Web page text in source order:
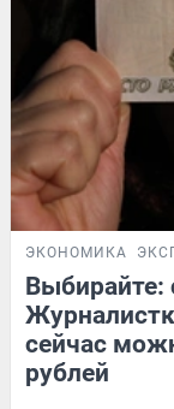
ЭКОНОМИКА
Выбирайте:
сейчас
рублей